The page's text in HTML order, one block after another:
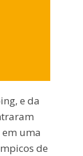
e da
uma
de